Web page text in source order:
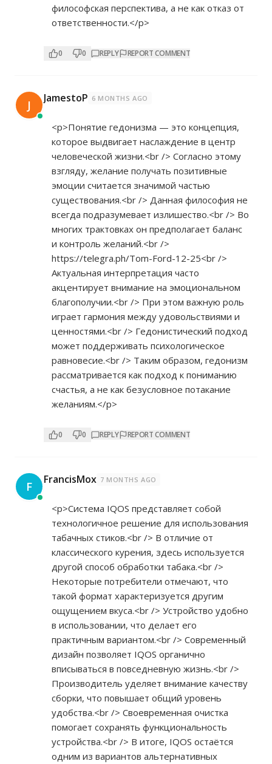
философская перспектива, а не как отказ от
ответственности.</p>
0 0 REPLY REPORT COMMENT
J JamestoP 6 MONTHS AGO
<p>Понятие гедонизма — это концепция,
которое выдвигает наслаждение в центр
человеческой жизни.<br /> Согласно этому
взгляду, желание получать позитивные
эмоции считается значимой частью
существования.<br /> Данная философия не
всегда подразумевает излишество.<br /> Во
многих трактовках он предполагает баланс
и контроль желаний.<br />
https://telegra.ph/Tom-Ford-12-25<br />
Актуальная интерпретация часто
акцентирует внимание на эмоциональном
благополучии.<br /> При этом важную роль
играет гармония между удовольствиями и
ценностями.<br /> Гедонистический подход
может поддерживать психологическое
равновесие.<br /> Таким образом, гедонизм
рассматривается как подход к пониманию
счастья, а не как безусловное потакание
желаниям.</p>
0 0 REPLY REPORT COMMENT
F FrancisMox 7 MONTHS AGO
<p>Система IQOS представляет собой
технологичное решение для использования
табачных стиков.<br /> В отличие от
классического курения, здесь используется
другой способ обработки табака.<br />
Некоторые потребители отмечают, что
такой формат характеризуется другим
ощущением вкуса.<br /> Устройство удобно
в использовании, что делает его
практичным вариантом.<br /> Современный
дизайн позволяет IQOS органично
вписываться в повседневную жизнь.<br />
Производитель уделяет внимание качеству
сборки, что повышает общий уровень
удобства.<br /> Своевременная очистка
помогает сохранять функциональность
устройства.<br /> В итоге, IQOS остаётся
одним из вариантов альтернативных